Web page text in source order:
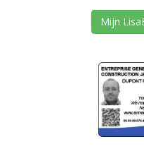
Mijn